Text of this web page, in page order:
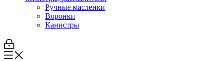
Ручные масленки
Воронки
Канистры